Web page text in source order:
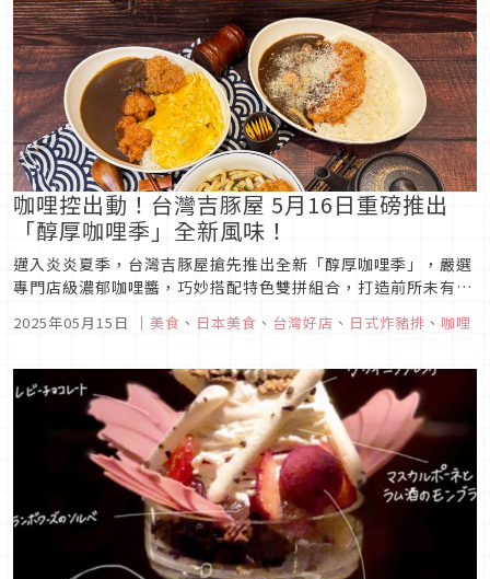
咖哩控出動！台灣吉豚屋 5月16日重磅推出
「醇厚咖哩季」全新風味！
邁入炎炎夏季，台灣吉豚屋搶先推出全新「醇厚咖哩季」，嚴選
專門店級濃郁咖哩醬，巧妙搭配特色雙拼組合，打造前所未有的
展現不同風味層次與巧思搭配，誓言征服每一位咖哩控的味蕾，
2025年05月15日 ｜ 美食 、 日本美食 、 台灣好店 、 日式炸豬排 、 咖哩